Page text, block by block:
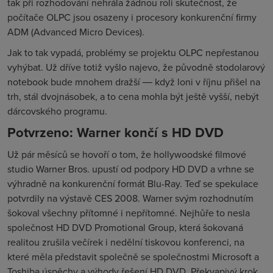
počítače OLPC jsou osazeny i procesory konkurenční firmy
ADM (Advanced Micro Devices).
Jak to tak vypadá, problémy se projektu OLPC nepřestanou
vyhýbat. Už dříve totiž vyšlo najevo, že původně stodolarový
notebook bude mnohem dražší ― když loni v říjnu přišel na
trh, stál dvojnásobek, a to cena mohla být ještě vyšší, nebýt
dárcovského programu.
Potvrzeno: Warner končí s HD DVD
Už pár měsíců se hovoří o tom, že hollywoodské filmové
studio Warner Bros. upustí od podpory HD DVD a vrhne se
výhradně na konkurenční formát Blu-Ray. Teď se spekulace
potvrdily na výstavě CES 2008. Warner svým rozhodnutím
šokoval všechny přítomné i nepřítomné. Nejhůře to nesla
společnost HD DVD Promotional Group, která šokovaná
realitou zrušila večírek i nedělní tiskovou konferenci, na
které měla představit společně se společnostmi Microsoft a